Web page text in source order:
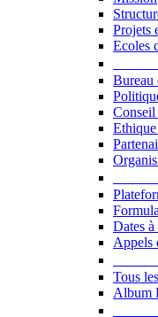
Projets
Ecoles
Bureau
Conseil
Dates
Appels
Tous
Album